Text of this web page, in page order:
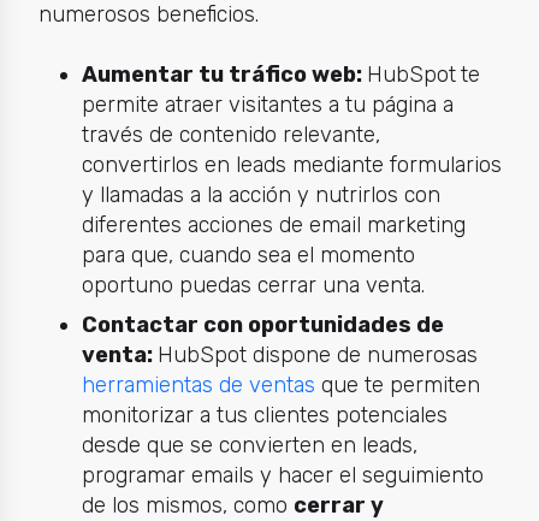
numerosos beneficios.
Aumentar tu tráfico web: HubSpot te
permite atraer visitantes a tu página a
través de contenido relevante,
convertirlos en leads mediante formularios
y llamadas a la acción y nutrirlos con
diferentes acciones de email marketing
para que, cuando sea el momento
oportuno puedas cerrar una venta.
Contactar con oportunidades de
venta: HubSpot dispone de numerosas
herramientas de ventas que te permiten
monitorizar a tus clientes potenciales
desde que se convierten en leads,
programar emails y hacer el seguimiento
de los mismos, como cerrar y